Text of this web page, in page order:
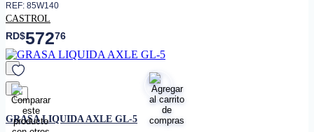
REF: 85W140
CASTROL
RD$57276
favorito
GRASA LIQUIDA AXLE GL-5